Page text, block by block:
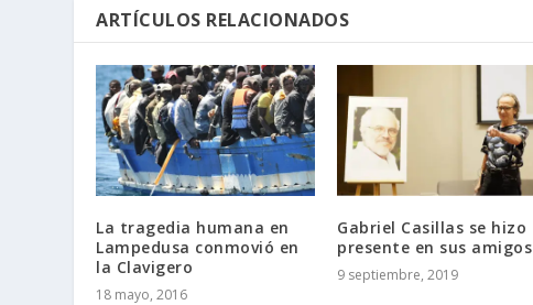
ARTÍCULOS RELACIONADOS
La tragedia humana en
Lampedusa conmovió en
la Clavigero
18 mayo, 2016
Gabriel Casillas se hizo
presente en sus amigos
9 septiembre, 2019